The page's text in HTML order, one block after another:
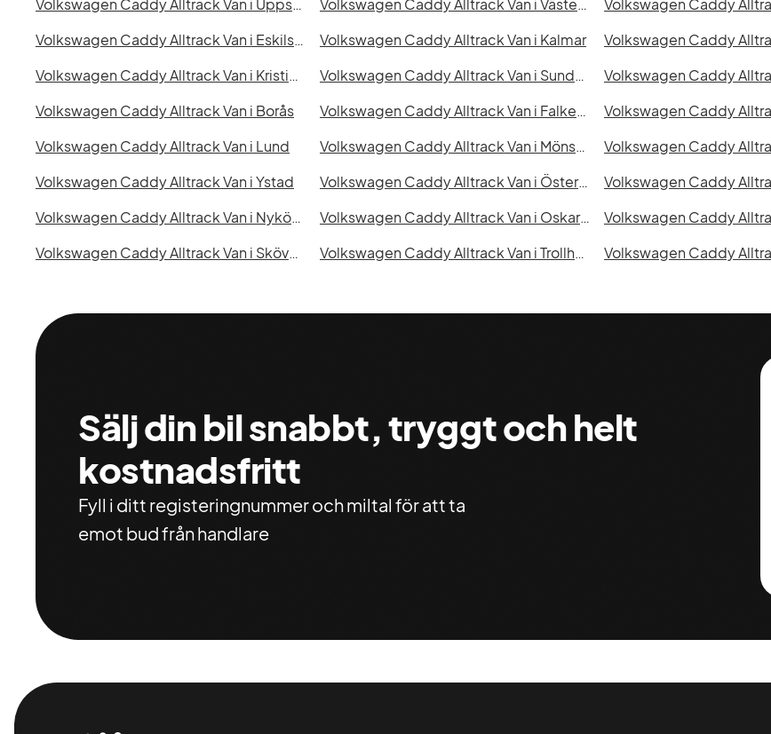
Volkswagen Caddy Alltrack Van i Uppsala
Volkswagen Caddy Alltrack Van i Västerås
Volkswagen Caddy Alltrack Van i Eskilstuna
Volkswagen Caddy Alltrack Van i Kalmar
Volkswagen Caddy Alltrack Van i Kristianstad
Volkswagen Caddy Alltrack Van i Sundsvall Volkswagen Caddy
Volkswagen Caddy Alltrack Van i Borås
Volkswagen Caddy Alltrack Van i Falkenberg Volkswagen Caddy
Volkswagen Caddy Alltrack Van i Lund
Volkswagen Caddy Alltrack Van i Mönsterås
Volkswagen Caddy Alltrack Van i Ystad
Volkswagen Caddy Alltrack Van i Östersund
Volkswagen Caddy Alltrack Van i Nyköping
Volkswagen Caddy Alltrack Van i Oskarshamn
Volkswagen Caddy Alltrack Van i Skövde
Volkswagen Caddy Alltrack Van i Trollhättan
Sälj din bil snabbt, tryggt och helt
kostnadsfritt
Fyll i ditt registeringnummer och miltal för att ta
emot bud från handlare